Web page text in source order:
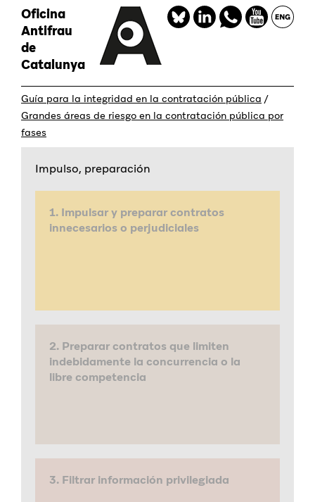
Skip
main
content
Oficina
Antifrau
de
Catalunya
Redes
Guía para la integridad en la contratación pública /
Grandes áreas de riesgo en la contratación pública por
fases
Impulso, preparación
1. Impulsar y preparar contratos
innecesarios o perjudiciales
2. Preparar contratos que limiten
indebidamente la concurrencia o la
libre competencia
3. Filtrar información privilegiada